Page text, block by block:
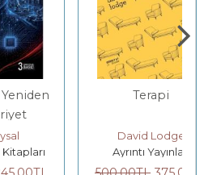
David Lodge
Ayrıntı Yayınları